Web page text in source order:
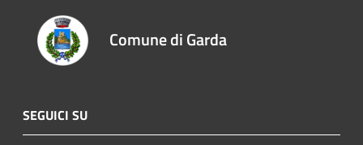
Comune di Garda
SEGUICI SU